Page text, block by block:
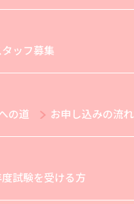
タッフ募集
の道
お申し込みの流
試験を受ける方